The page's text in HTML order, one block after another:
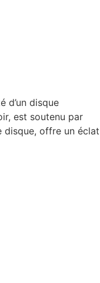
d’un disque
est soutenu par
disque, offre un éclat